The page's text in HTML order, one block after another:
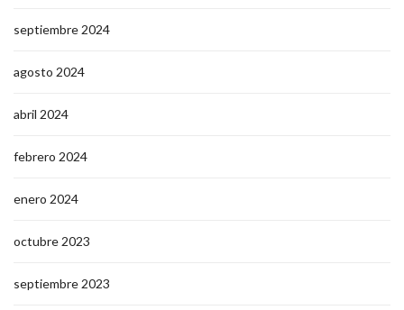
septiembre 2024
agosto 2024
abril 2024
febrero 2024
enero 2024
octubre 2023
septiembre 2023